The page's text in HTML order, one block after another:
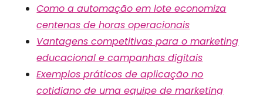
Como a automação em lote economiza
centenas de horas operacionais
Vantagens competitivas para o marketing
educacional e campanhas digitais
Exemplos práticos de aplicação no
cotidiano de uma equipe de marketing